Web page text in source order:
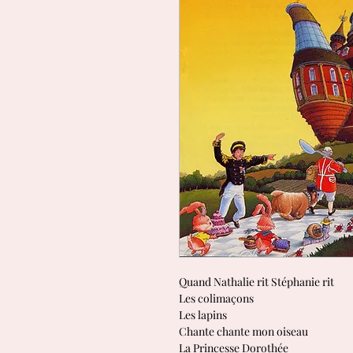
Quand Nathalie rit Stéphanie rit
Les colimaçons
Les lapins
Chante chante mon oiseau
La Princesse Dorothée